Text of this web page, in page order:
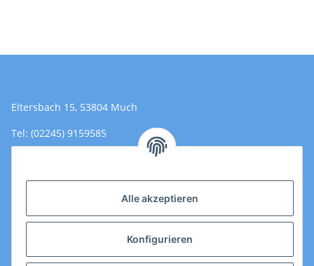
Alle akzeptieren
Konfigurieren
Eltersbach 15, 53804 Much
Tel: (02245) 9159585
Email: Kontakt@toromedical.de
Öffnungszeiten (Mo-Fr.) 8:00 - 17:00